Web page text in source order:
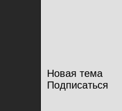
Новая тема
Подписаться